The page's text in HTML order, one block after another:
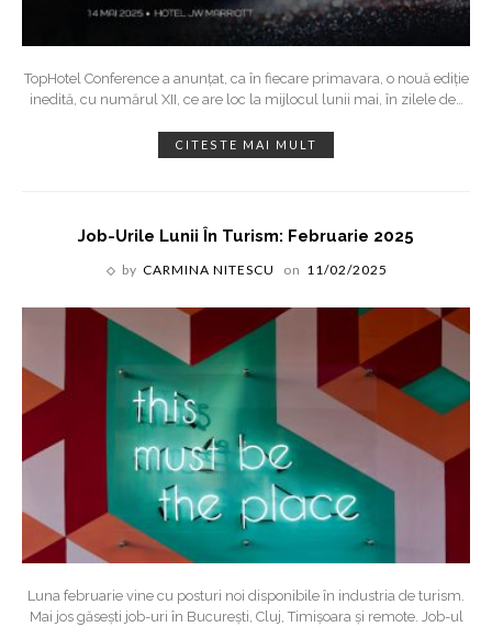
TopHotel Conference a anunțat, ca în fiecare primavara, o nouă ediție
inedită, cu numărul XII, ce are loc la mijlocul lunii mai, în zilele de…
CITESTE MAI MULT
Job-Urile Lunii În Turism: Februarie 2025
by CARMINA NITESCU on 11/02/2025
Luna februarie vine cu posturi noi disponibile în industria de turism.
Mai jos găsești job-uri în București, Cluj, Timișoara și remote. Job-ul